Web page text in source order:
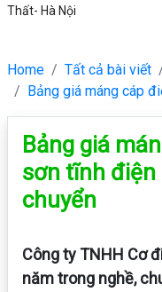
Thất- Hà Nội
Home Tất cả bài viết
Bảng giá máng cáp
Bảng giá
sơn tĩnh điện
chuyển
Công ty TNHH Cơ
năm trong nghề,